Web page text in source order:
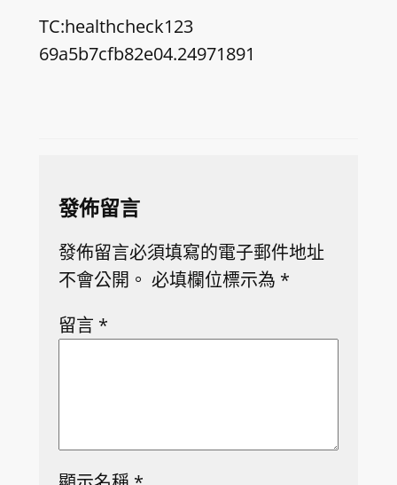
TC:healthcheck123
69a5b7cfb82e04.24971891
發佈留言
發佈留言必須填寫的電子郵件地址
不會公開。 必填欄位標示為 *
留言 *